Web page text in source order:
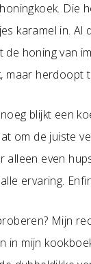
Die
karamel in. Al
de honing van
maar herdoopt
blijkt een
om de juiste
alleen even
ervaring.
Mijn
in mijn